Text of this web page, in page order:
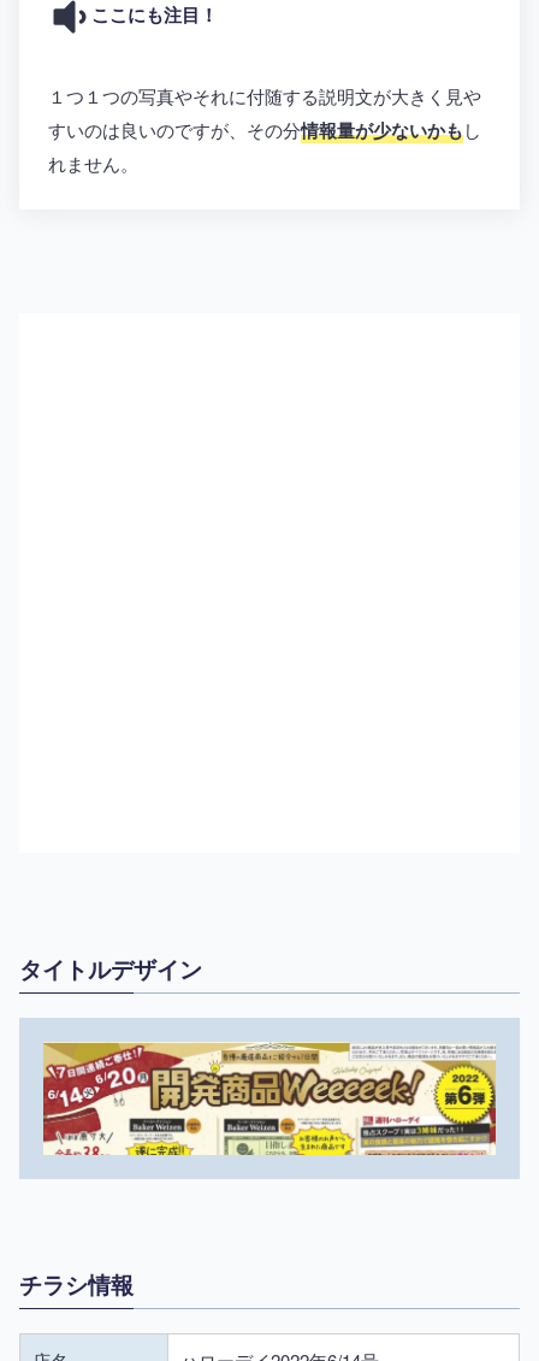
ここにも注目！
１つ１つの写真やそれに付随する説明文が大きく見や
すいのは良いのですが、その分情報量が少ないかもし
れません。
タイトルデザイン
チラシ情報